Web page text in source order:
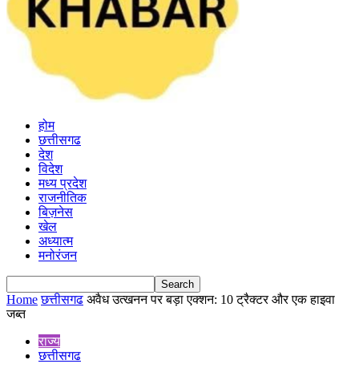
होम
छत्तीसगढ
देश
विदेश
मध्य प्रदेश
राजनीतिक
बिज़नेस
खेल
अध्यात्म
मनोरंजन
Home छत्तीसगढ अवैध उत्खनन पर बड़ा एक्शन: 10 ट्रैक्टर और एक हाइवा
जब्त
राज्य
छत्तीसगढ